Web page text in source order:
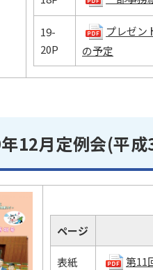
19-
20P
プレゼン
の予定
12月定例会(平
ページ
表紙 第11